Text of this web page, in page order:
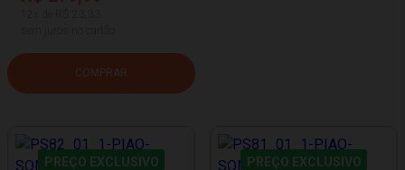
COMPRAR
PREÇO EXCLUSIVO PREÇO EXCLUSIVO